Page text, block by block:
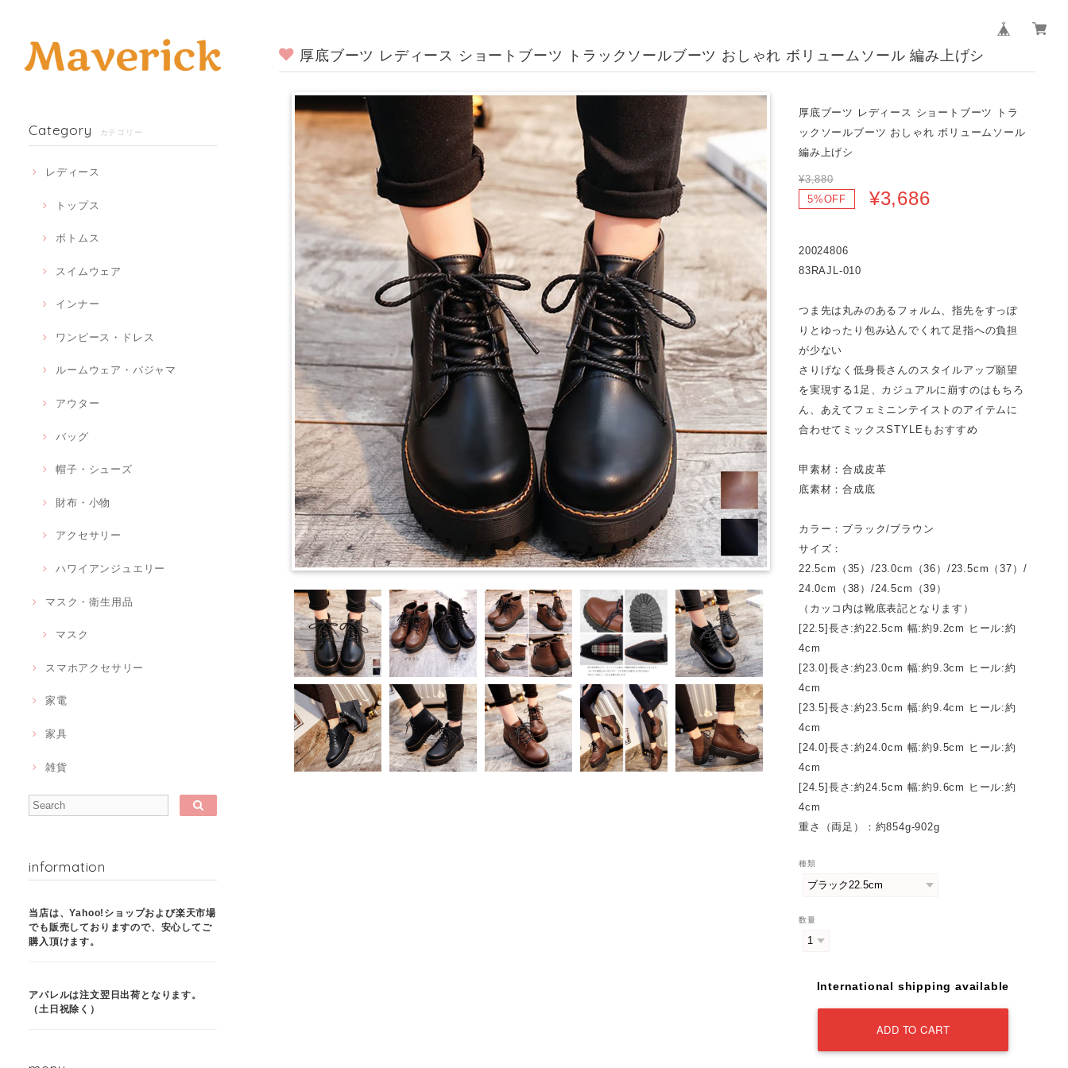
Category カテゴリー
レディース
トップス
ボトムス
スイムウェア
インナー
ワンピース・ドレス
ルームウェア・パジャマ
アウター
バッグ
帽子・シューズ
財布・小物
アクセサリー
ハワイアンジュエリー
マスク・衛生用品
マスク
スマホアクセサリー
家電
家具
雑貨
information
当店は、Yahoo!ショップおよび楽天市場
でも販売しておりますので、安心してご
購入頂けます。
アパレルは注文翌日出荷となります。
（土日祝除く）
厚底ブーツ レディース ショートブーツ トラックソールブーツ おしゃれ ボリュームソール 編み上げシ
厚底ブーツ レディース ショートブーツ トラ
ックソールブーツ おしゃれ ボリュームソール
編み上げシ
¥3,880
5%OFF
¥3,686
20024806
83RAJL-010
つま先は丸みのあるフォルム、指先をすっぽ
りとゆったり包み込んでくれて足指への負担
が少ない
さりげなく低身長さんのスタイルアップ願望
を実現する1足、カジュアルに崩すのはもちろ
ん、あえてフェミニンテイストのアイテムに
合わせてミックスSTYLEもおすすめ
甲素材：合成皮革
底素材：合成底
カラー：ブラック/ブラウン
サイズ：
22.5cm（35）/23.0cm（36）/23.5cm（37）/
24.0cm（38）/24.5cm（39）
（カッコ内は靴底表記となります）
[22.5]長さ:約22.5cm 幅:約9.2cm ヒール:約
4cm
[23.0]長さ:約23.0cm 幅:約9.3cm ヒール:約
4cm
[23.5]長さ:約23.5cm 幅:約9.4cm ヒール:約
4cm
[24.0]長さ:約24.0cm 幅:約9.5cm ヒール:約
4cm
[24.5]長さ:約24.5cm 幅:約9.6cm ヒール:約
4cm
重さ（両足）：約854g-902g
種類
数量
International shipping available
ADD TO CART